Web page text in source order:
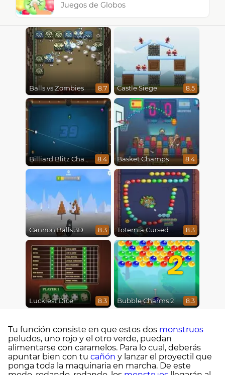
Juegos de Globos
Balls vs Zombies 8.7 Castle Siege 8.5
Billiard Blitz Challenge 8.4 Basket Champs 8.4
Cannon Balls 3D 8.3 Totemia Cursed Marbles 8.3
Luckiest Dice 8.3
2
Bubble Charms 2 8.3
Tu función consiste en que estos dos monstruos
peludos, uno rojo y el otro verde, puedan
alimentarse con caramelos. Para lo cual, deberás
apuntar bien con tu cañón y lanzar el proyectil que
ponga toda la maquinaria en marcha. De este